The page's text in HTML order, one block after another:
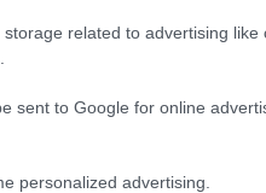
related to advertising like
sent to Google for online
personalized advertising.